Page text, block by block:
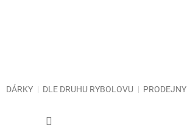
DÁRKY DLE DRUHU RYBOLOVU PRODEJNY